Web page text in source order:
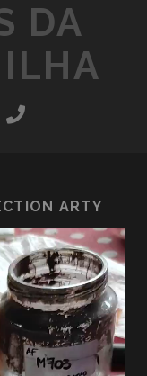
DA
phone
ARTY